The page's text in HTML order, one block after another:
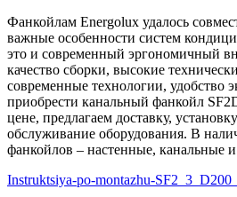
Фанкойлам Energolux удалось
важные особенности систем
это и современный эргономичный
качество сборки, высокие
современные технологии, удобство
приобрести канальный фанкойл
цене, предлагаем доставку,
обслуживание оборудования. В
фанкойлов – настенные, канальные и
Instruktsiya-po-montazhu-